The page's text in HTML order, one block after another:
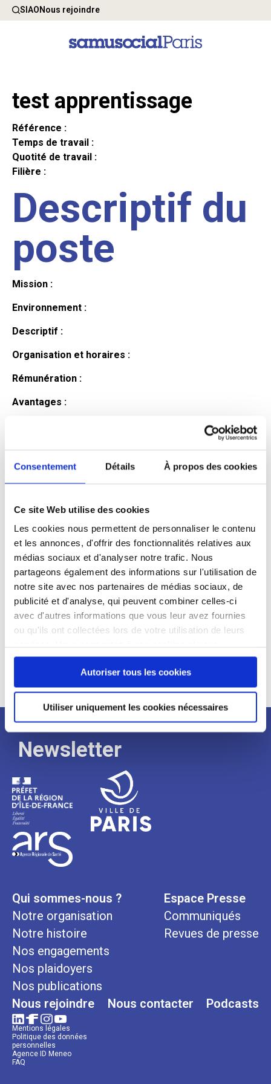
Consentement Détails À propos des cookies
Ce site Web utilise des cookies
Les cookies nous permettent de personnaliser le contenu
et les annonces, d'offrir des fonctionnalités relatives aux
médias sociaux et d'analyser notre trafic. Nous
partageons également des informations sur l'utilisation de
notre site avec nos partenaires de médias sociaux, de
publicité et d'analyse, qui peuvent combiner celles-ci
avec d'autres informations que vous leur avez fournies
ou qu'ils ont collectées lors de votre utilisation de leurs
continuez à utiliser notre site Web.
Autoriser tous les cookies
Utiliser uniquement les cookies nécessaires
SIAONous rejoindre
test apprentissage
Référence :
Temps de travail :
Quotité de travail :
Filière :
Descriptif du
poste
Mission :
Environnement :
Descriptif :
Organisation et horaires :
Rémunération :
Avantages :
candidat
Qualifications et diplômes :
Profil recherché :
Expérience :
Processus
de
recrutement
Newsletter
Qui sommes-nous ?
Notre organisation
Notre histoire
Nos engagements
Nos plaidoyers
Nos publications
Espace Presse
Communiqués
Revues de presse
Nous rejoindre Nous contacter Podcasts
Mentions légales
Politique des données
personnelles
Agence ID Meneo
FAQ